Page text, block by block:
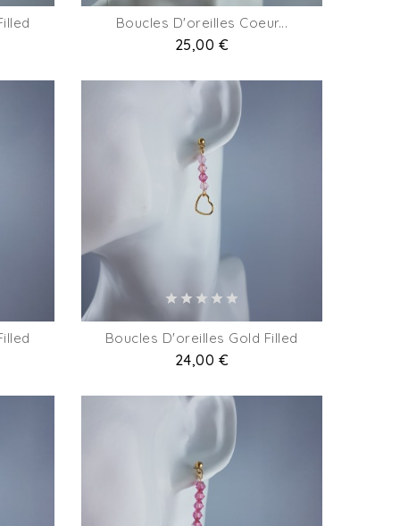
Boucles D'oreilles Coeur...
Prix
25,00 €
Boucles D'oreilles Gold Filled
Prix
24,00 €